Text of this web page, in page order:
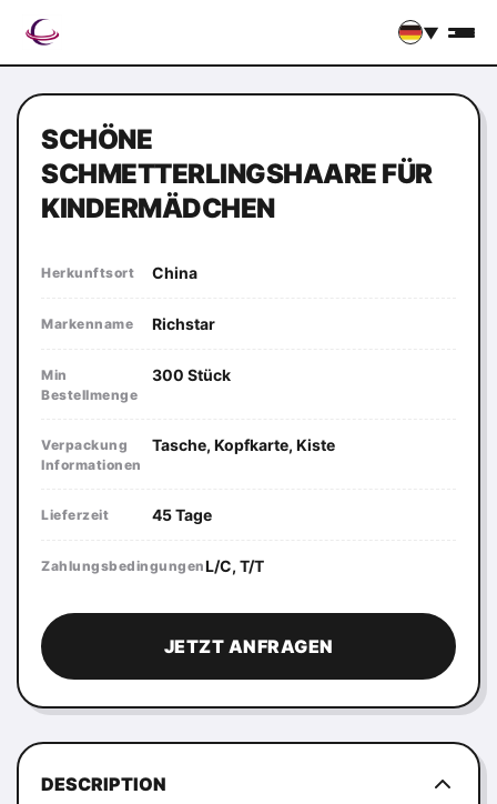
▼
SCHÖNE
SCHMETTERLINGSHAARE FÜR
KINDERMÄDCHEN
Herkunftsort China
Markenname Richstar
Min
Bestellmenge
300 Stück
Verpackung
Informationen
Tasche, Kopfkarte, Kiste
Lieferzeit 45 Tage
ZahlungsbedingungenL/C, T/T
JETZT ANFRAGEN
DESCRIPTION